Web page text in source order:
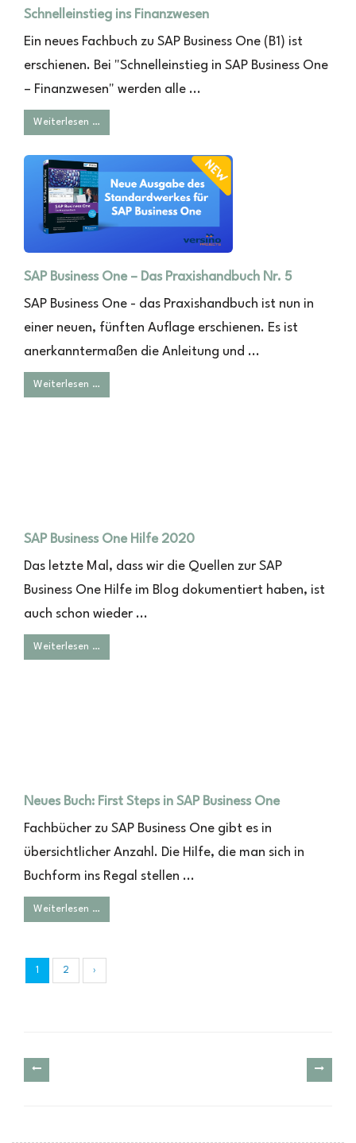
Schnelleinstieg ins Finanzwesen
Ein neues Fachbuch zu SAP Business One (B1) ist
erschienen. Bei "Schnelleinstieg in SAP Business One
– Finanzwesen" werden alle ...
Weiterlesen …
SAP Business One – Das Praxishandbuch Nr. 5
SAP Business One - das Praxishandbuch ist nun in
einer neuen, fünften Auflage erschienen. Es ist
anerkanntermaßen die Anleitung und ...
Weiterlesen …
SAP Business One Hilfe 2020
Das letzte Mal, dass wir die Quellen zur SAP
Business One Hilfe im Blog dokumentiert haben, ist
auch schon wieder ...
Weiterlesen …
Neues Buch: First Steps in SAP Business One
Fachbücher zu SAP Business One gibt es in
übersichtlicher Anzahl. Die Hilfe, die man sich in
Buchform ins Regal stellen ...
Weiterlesen …
1 2 ›